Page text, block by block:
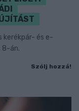
kerékpár- és e-
8-án.
Szólj hozzá!